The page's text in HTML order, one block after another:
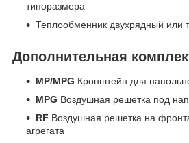
типоразмера
Теплообменник двухрядный или
Дополнительная
MP/MPG Кронштейн для
MPG Воздушная решетка под
RF Воздушная решетка на
агрегата